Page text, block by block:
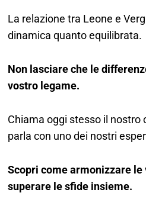
La relazione tra Leone e
dinamica quanto equilibrata.
Non lasciare che le
vostro legame.
Chiama oggi stesso il nostro
parla con uno dei nostri
Scopri come armonizzare le
superare le sfide insieme.